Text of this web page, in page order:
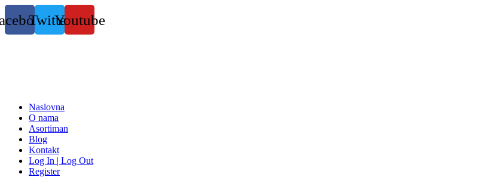
Skočite
na
sadržaj
TwitterYoutube
Naslovna
O nama
Asortiman
Blog
Kontakt
Log In | Log Out
Register